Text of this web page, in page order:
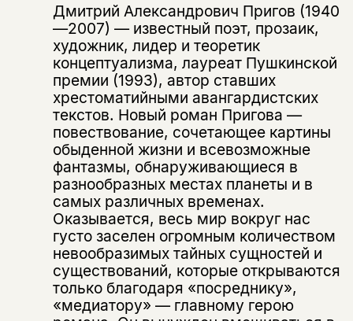
Дмитрий Александрович Пригов (1940
—2007) — известный поэт, прозаик,
художник, лидер и теоретик
концептуализма, лауреат Пушкинской
премии (1993), автор ставших
хрестоматийными авангардистских
текстов. Новый роман Пригова —
повествование, сочетающее картины
обыденной жизни и всевозможные
фантазмы, обнаруживающиеся в
разнообразных местах планеты и в
самых различных временах.
Оказывается, весь мир вокруг нас
густо заселен огромным количеством
невообразимых тайных сущностей и
существований, которые открываются
только благодаря «посреднику»,
«медиатору» — главному герою